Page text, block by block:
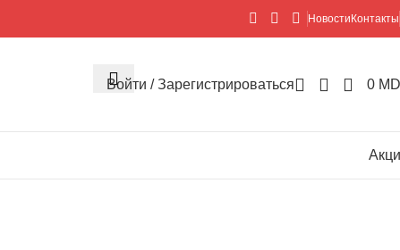
Новости Контакты
Войти / Зарегистрироваться 0